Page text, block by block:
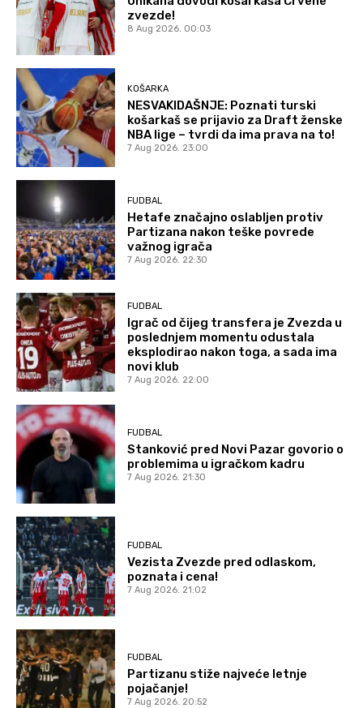
zvezde!
8 Aug 2026. 00:03
KOŠARKA
NESVAKIDAŠNJE: Poznati turski
košarkaš se prijavio za Draft ženske
NBA lige – tvrdi da ima prava na to!
7 Aug 2026. 23:00
FUDBAL
Hetafe značajno oslabljen protiv
Partizana nakon teške povrede
važnog igrača
7 Aug 2026. 22:30
FUDBAL
Igrač od čijeg transfera je Zvezda u
poslednjem momentu odustala
eksplodirao nakon toga, a sada ima
novi klub
7 Aug 2026. 22:00
FUDBAL
Stanković pred Novi Pazar govorio o
problemima u igračkom kadru
7 Aug 2026. 21:30
FUDBAL
Vezista Zvezde pred odlaskom,
poznata i cena!
7 Aug 2026. 21:02
FUDBAL
Partizanu stiže najveće letnje
pojačanje!
7 Aug 2026. 20:52